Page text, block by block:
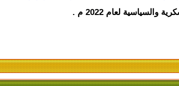
لعام 2022 م .